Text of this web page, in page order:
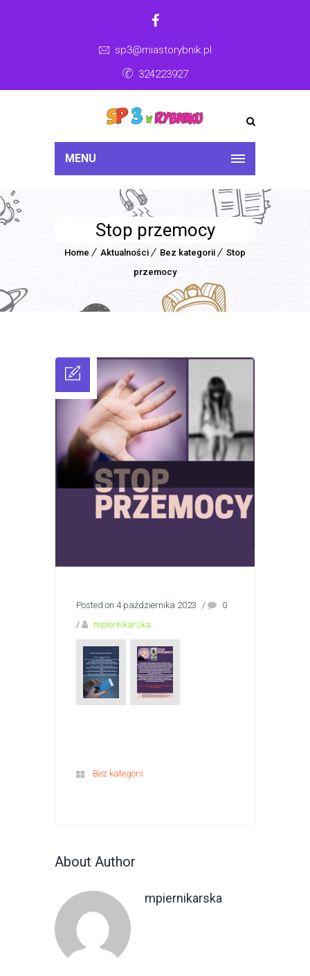
sp3@miastorybnik.pl
324223927
MENU
Stop przemocy
Home Aktualności Bez kategorii
Stop
przemocy
Posted on 4 października 2023 /
0
/
mpiernikarska
Bez kategorii
About Author
mpiernikarska